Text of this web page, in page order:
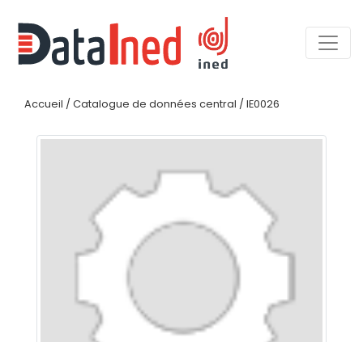
Accueil / Catalogue de données central / IE0026